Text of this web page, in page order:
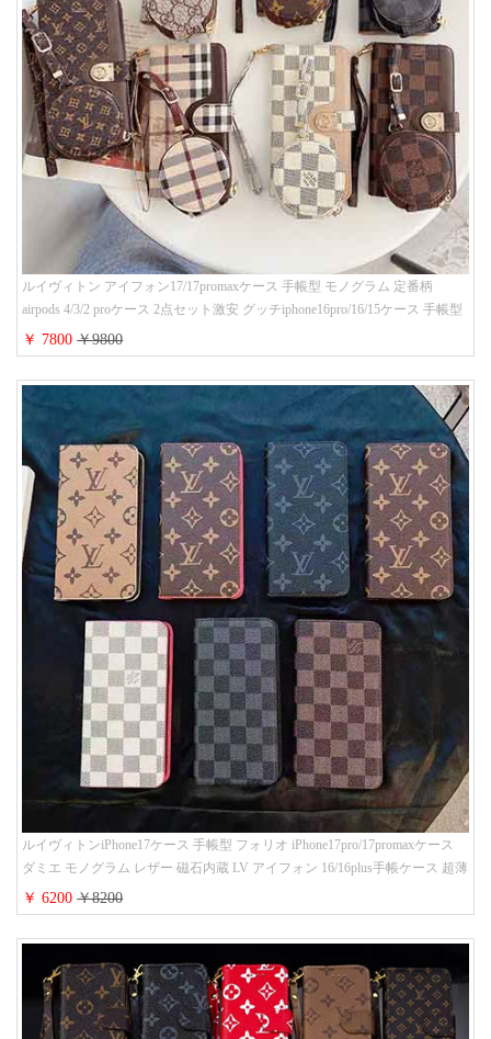
ルイヴィトン アイフォン17/17promaxケース 手帳型 モノグラム 定番柄
airpods 4/3/2 proケース 2点セット激安 グッチiphone16pro/16/15ケース 手帳型
財布カード入り 多機能 ハイ ブランド Galaxy S25/S24/S23手帳カバー おすす
め
￥ 7800￥9800
ルイヴィトンiPhone17ケース 手帳型 フォリオ iPhone17pro/17promaxケース
ダミエ モノグラム レザー 磁石内蔵 LV アイフォン 16/16plus手帳ケース 超薄
ビジネス風 メンズ レディース おしゃれ ブランドiphone15/14/13手帳型スマ
ホケース お 揃い
￥ 6200￥8200